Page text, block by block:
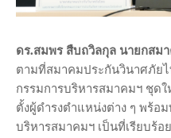
ดร.สมพร สืบถวิลกุล นายกสม
ตามที่สมาคมประกันวินาศภัย
กรรมการบริหารสมาคมฯ ชุดใ
ตั้งผู้ดำรงตำแหน่งต่าง ๆ พร้อ
บริหารสมาคมฯ เป็นที่เรียบร้อ